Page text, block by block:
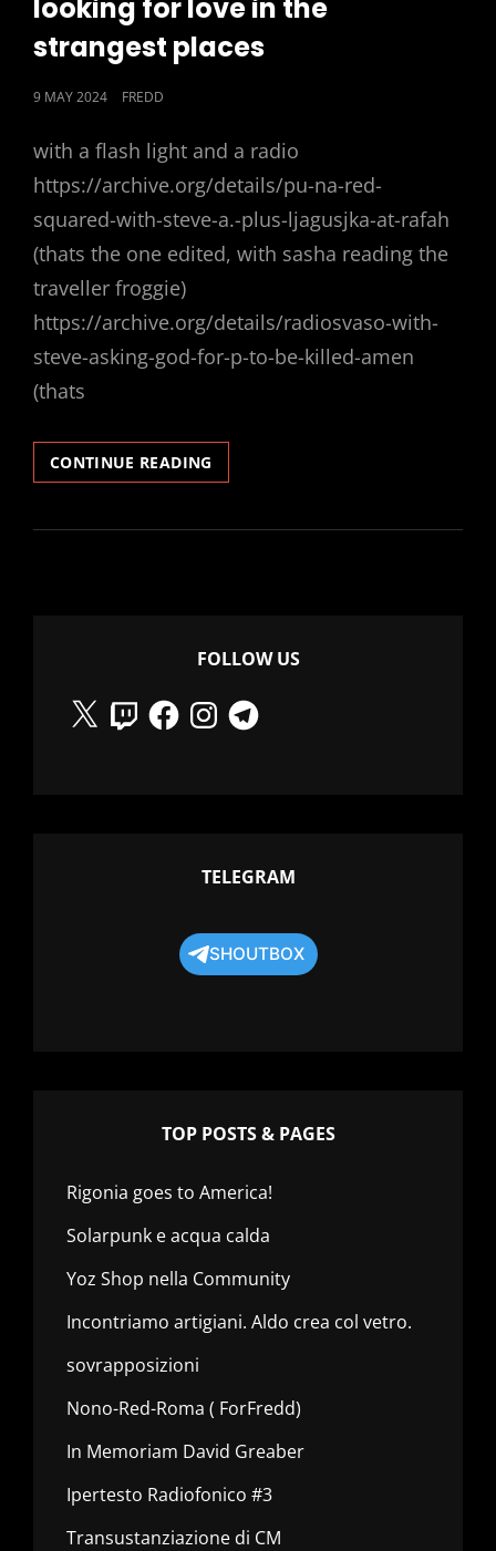
looking for love in the
strangest places
POSTED
9 MAY 2024 FREDD
with a flash light and a radio
https://archive.org/details/pu-na-red-
squared-with-steve-a.-plus-ljagusjka-at-rafah
(thats the one edited, with sasha reading the
traveller froggie)
https://archive.org/details/radiosvaso-with-
steve-asking-god-for-p-to-be-killed-amen
(thats
CONTINUE READING
FOR
IN
FOLLOW US
X
TwitchFacebookInstagramTelegram
TELEGRAM
SHOUTBOX
TOP POSTS & PAGES
Rigonia goes to America!
Solarpunk e acqua calda
Yoz Shop nella Community
Incontriamo artigiani. Aldo crea col vetro.
sovrapposizioni
Nono-Red-Roma ( ForFredd)
In Memoriam David Greaber
Ipertesto Radiofonico #3
Transustanziazione di CM